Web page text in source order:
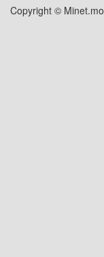
Copyright ©